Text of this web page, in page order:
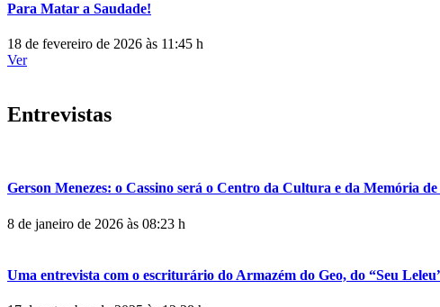
Para Matar a Saudade!
18 de fevereiro de 2026 às 11:45 h
Ver
Entrevistas
Gerson Menezes: o Cassino será o Centro da Cultura e da Memória
8 de janeiro de 2026 às 08:23 h
Uma entrevista com o escriturário do Armazém do Geo, do “Seu